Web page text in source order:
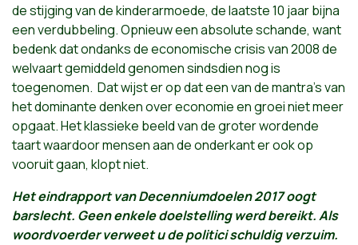
de stijging van de kinderarmoede, de laatste 10 jaar bijna
een verdubbeling. Opnieuw een absolute schande, want
bedenk dat ondanks de economische crisis van 2008 de
welvaart gemiddeld genomen sindsdien nog is
toegenomen. Dat wijst er op dat een van de mantra’s van
het dominante denken over economie en groei niet meer
opgaat. Het klassieke beeld van de groter wordende
taart waardoor mensen aan de onderkant er ook op
vooruit gaan, klopt niet.
Het eindrapport van Decenniumdoelen 2017 oogt
barslecht. Geen enkele doelstelling werd bereikt. Als
woordvoerder verweet u de politici schuldig verzuim.